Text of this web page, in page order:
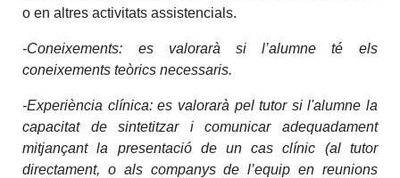
o en altres activitats assistencials.
-Coneixements: es valorarà si l’alumne té els
coneixements teòrics necessaris.
-Experiència clínica: es valorarà pel tutor si l'alumne la
capacitat de sintetitzar i comunicar adequadament
mitjançant la presentació de un cas clínic (al tutor
directament, o als companys de l’equip en reunions